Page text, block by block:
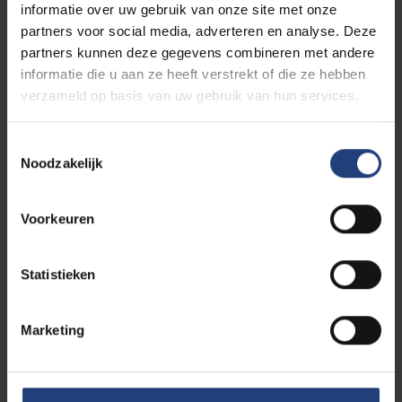
informatie over uw gebruik van onze site met onze
partners voor social media, adverteren en analyse. Deze
partners kunnen deze gegevens combineren met andere
informatie die u aan ze heeft verstrekt of die ze hebben
verzameld op basis van uw gebruik van hun services.
Noodzakelijk
Voorkeuren
Statistieken
Marketing
van het Duits vereist, tenzij je Nederlandstalig bent.
Opgelet: jouw inschrijving is pas geldig na betaling
van je cursusgeld. Zodra wij je betaling ontvangen
hebben, krijg je van ons een bevestigingsmail voor je
inschrijving.
PRIJS
VUB-student/-personeel: 105 euro